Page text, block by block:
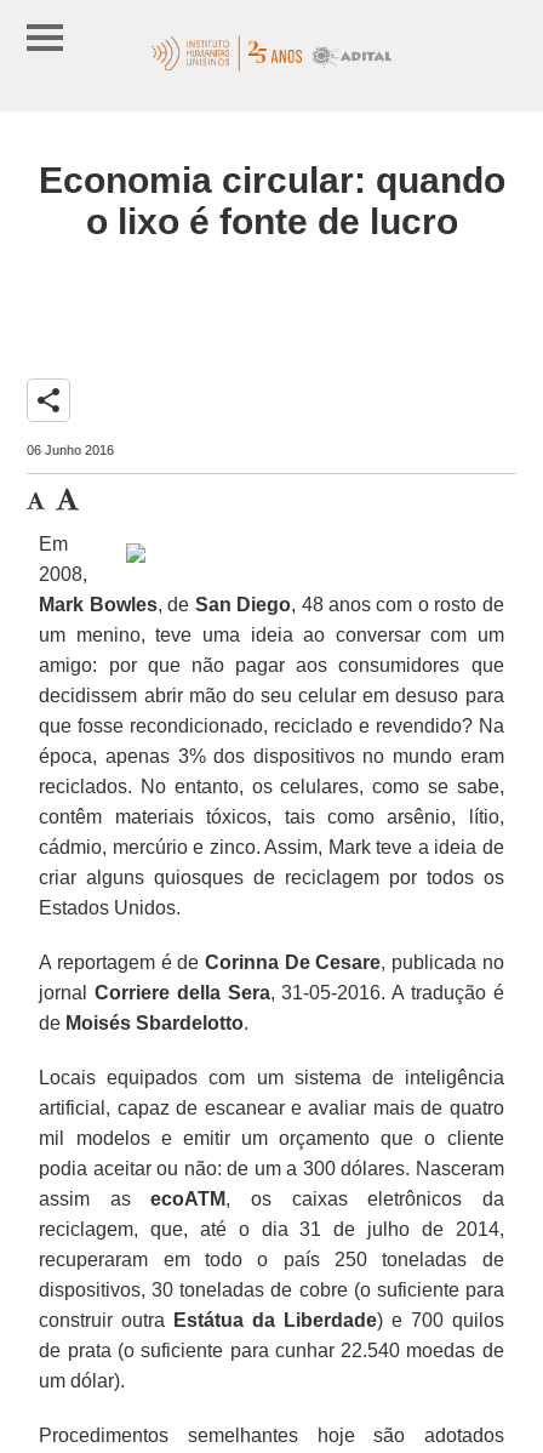
Economia circular: quando
o lixo é fonte de lucro
share
06 Junho 2016
Em
2008,
Mark Bowles, de San Diego, 48 anos com o rosto de
um menino, teve uma ideia ao conversar com um
amigo: por que não pagar aos consumidores que
decidissem abrir mão do seu celular em desuso para
que fosse recondicionado, reciclado e revendido? Na
época, apenas 3% dos dispositivos no mundo eram
reciclados. No entanto, os celulares, como se sabe,
contêm materiais tóxicos, tais como arsênio, lítio,
cádmio, mercúrio e zinco. Assim, Mark teve a ideia de
criar alguns quiosques de reciclagem por todos os
Estados Unidos.
A reportagem é de Corinna De Cesare, publicada no
jornalCorriere della Sera, 31-05-2016. A tradução é
de Moisés Sbardelotto.
Locais equipados com um sistema de inteligência
artificial, capaz de escanear e avaliar mais de quatro
mil modelos e emitir um orçamento que o cliente
podia aceitar ou não: de um a 300 dólares. Nasceram
assim asecoATM, os caixas eletrônicos da
reciclagem, que, até o dia 31 de julho de 2014,
recuperaram em todo o país 250 toneladas de
dispositivos, 30 toneladas de cobre (o suficiente para
construir outra
Estátua da Liberdade) e 700 quilos
de prata (o suficiente para cunhar 22.540 moedas de
um dólar).
Procedimentos semelhantes hoje são adotados